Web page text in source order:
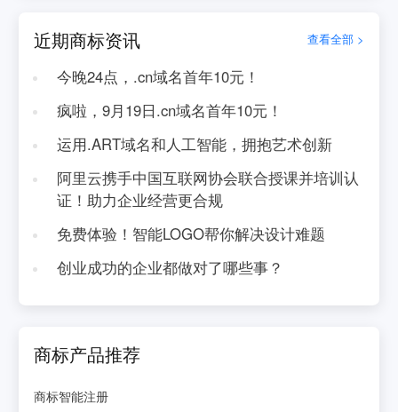
近期商标资讯 查看全部 >
今晚24点，.cn域名首年10元！
疯啦，9月19日.cn域名首年10元！
运用.ART域名和人工智能，拥抱艺术创新
阿里云携手中国互联网协会联合授课并培训认
证！助力企业经营更合规
免费体验！智能LOGO帮你解决设计难题
创业成功的企业都做对了哪些事？
商标产品推荐
商标智能注册